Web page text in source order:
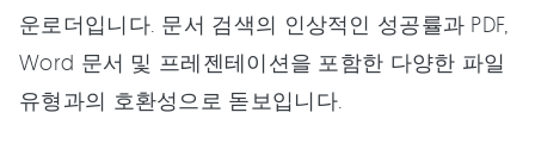
운로더입니다. 문서 검색의 인상적인 성공률과 PDF,
Word 문서 및 프레젠테이션을 포함한 다양한 파일
유형과의 호환성으로 돋보입니다.